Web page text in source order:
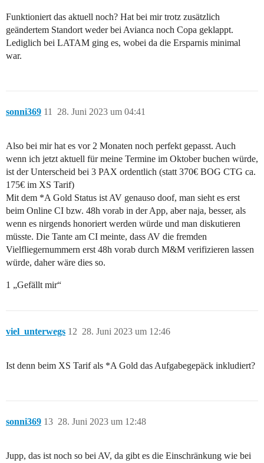
Funktioniert das aktuell noch? Hat bei mir trotz zusätzlich
geändertem Standort weder bei Avianca noch Copa geklappt.
Lediglich bei LATAM ging es, wobei da die Ersparnis minimal
war.
sonni369 28. Juni 2023 um 04:41
11
Also bei mir hat es vor 2 Monaten noch perfekt gepasst. Auch
wenn ich jetzt aktuell für meine Termine im Oktober buchen würde,
ist der Unterscheid bei 3 PAX ordentlich (statt 370€ BOG CTG ca.
175€ im XS Tarif)
Mit dem *A Gold Status ist AV genauso doof, man sieht es erst
beim Online CI bzw. 48h vorab in der App, aber naja, besser, als
wenn es nirgends honoriert werden würde und man diskutieren
müsste. Die Tante am CI meinte, dass AV die fremden
Vielfliegernummern erst 48h vorab durch M&M verifizieren lassen
würde, daher wäre dies so.
1 „Gefällt mir“
viel_unterwegs 28. Juni 2023 um 12:46
12
Ist denn beim XS Tarif als *A Gold das Aufgabegepäck inkludiert?
sonni369 28. Juni 2023 um 12:48
13
Jupp, das ist noch so bei AV, da gibt es die Einschränkung wie bei